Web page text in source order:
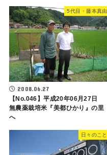
5代目・藤本真由
2008.06.27
【No.046】平成20年06月27日
無農薬栽培米『美都ひかり』の里
へ
日々のこと